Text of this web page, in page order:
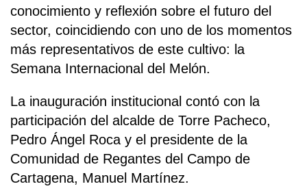
conocimiento y reflexión sobre el futuro del
sector, coincidiendo con uno de los momentos
más representativos de este cultivo: la
Semana Internacional del Melón.
La inauguración institucional contó con la
participación del alcalde de Torre Pacheco,
Pedro Ángel Roca y el presidente de la
Comunidad de Regantes del Campo de
Cartagena, Manuel Martínez.